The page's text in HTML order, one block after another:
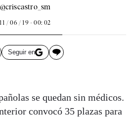
@criscastro_sm
11 / 06 / 19 - 00: 02
Seguir en
se quedan sin médicos.
convocó 35 plazas para